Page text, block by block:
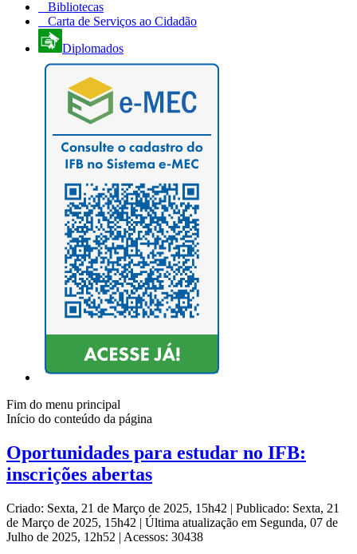
Bibliotecas
Carta de Serviços ao Cidadão
Diplomados
Fim do menu principal
Início do conteúdo da página
Oportunidades para estudar no IFB:
inscrições abertas
Criado: Sexta, 21 de Março de 2025, 15h42 | Publicado: Sexta, 21
de Março de 2025, 15h42 | Última atualização em Segunda, 07 de
Julho de 2025, 12h52 | Acessos: 30438